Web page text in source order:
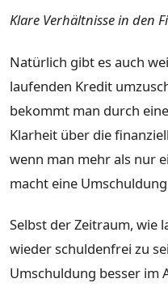
Klare Verhältnisse in den
Natürlich gibt es auch
laufenden Kredit
bekommt man durch
Klarheit über die
wenn man mehr als nur
macht eine
Selbst der Zeitraum, wie
wieder schuldenfrei zu
Umschuldung besser im